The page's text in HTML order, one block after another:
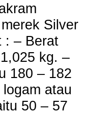
Silver
: – Berat
kg. –
180 – 182
atau
50 – 57